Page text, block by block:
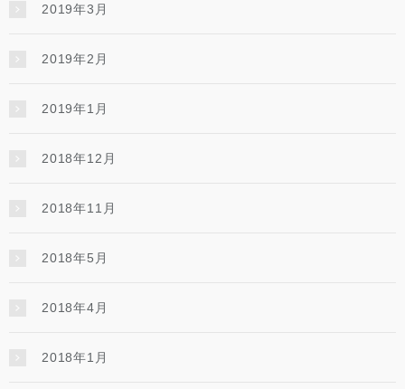
2019年3月
2019年2月
2019年1月
2018年12月
2018年11月
2018年5月
2018年4月
2018年1月